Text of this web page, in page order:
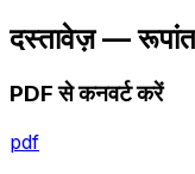
दस्तावेज़ —
PDF से कनवर्ट करें
pdf